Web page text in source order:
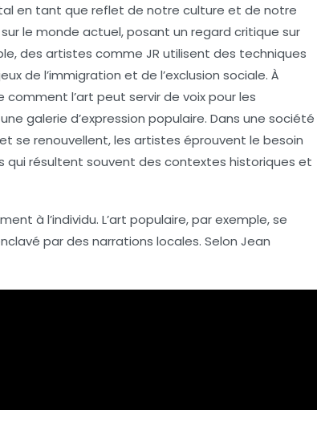
en tant que reflet de notre culture et de notre
sur le monde actuel, posant un regard critique sur
des artistes comme JR utilisent des techniques
de l’immigration et de l’exclusion sociale. À
comment l’art peut servir de voixpour les
galerie d’expression populaire. Dans une société
se renouvellent, les artistes éprouvent le besoin
qui résultent souvent des contextes historiques et
à l’individu. L’art populaire, par exemple, se
par des narrations locales. Selon Jean